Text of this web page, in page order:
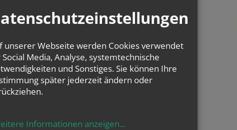
unserer Webseite werden Cookies verwendet
Media, Analyse, systemtechnische
und Sonstiges. Sie können Ihre
später jederzeit ändern oder
Informationen anzeigen...